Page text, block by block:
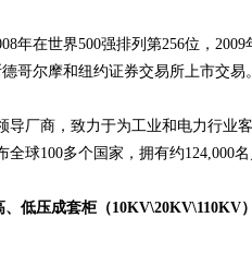
年在世界500强排列第256位，
哥尔摩和纽约证券交易所上市交易
导厂商，致力于为工业和电力行业
球100多个国家，拥有约124,000
、低压成套柜（10KV\20KV\110KV